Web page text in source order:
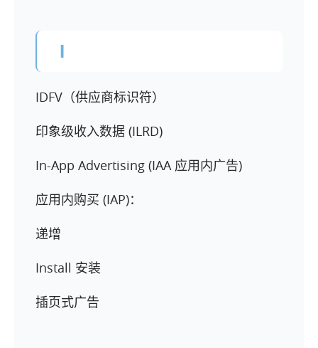
I
IDFV（供应商标识符）
印象级收入数据 (ILRD)
In-App Advertising (IAA 应用内广告)
应用内购买 (IAP)：
递增
Install 安装
插页式广告